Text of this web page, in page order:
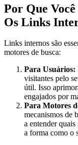
Por Que
Os Links
Links internos são
motores de busca:
Para Usuários:
visitantes pelo
útil. Isso
engajados por
Para Motores
mecanismos de
a entender
a forma como o